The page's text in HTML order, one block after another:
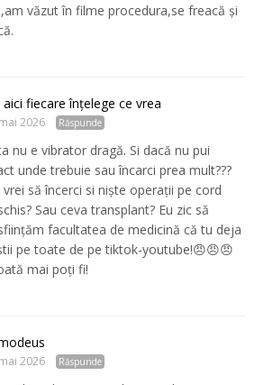
văzut în filme procedura,se freacă și
aici fiecare înțelege ce vrea
2026 Răspunde
nu e vibrator dragă. Si dacă nu pui
unde trebuie sau încarci prea mult???
vrei să încerci si niște operații pe cord
Sau ceva transplant? Eu zic să
facultatea de medicină că tu deja
pe toate de pe tiktok-youtube!😠😠😠
mai poți fi!
2026 Răspunde